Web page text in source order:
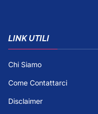
LINK UTILI
Chi Siamo
Come Contattarci
Disclaimer